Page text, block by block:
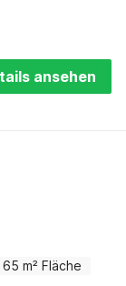
ansehen
65 m² Fläche